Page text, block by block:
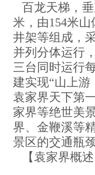
百龙天梯，
米，由154米
井架等组成，
并列分体运行
三台同时运行
建实现“山上
袁家界天下第
家界等绝世美
界、金鞭溪等
景区的交通瓶
【袁家界概述